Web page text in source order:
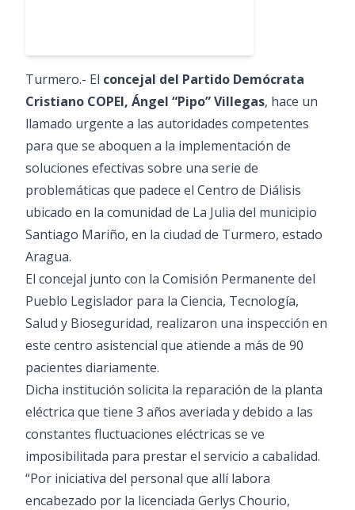
Turmero.- El concejal del Partido Demócrata
Cristiano COPEI, Ángel “Pipo” Villegas, hace un
llamado urgente a las autoridades competentes
para que se aboquen a la implementación de
soluciones efectivas sobre una serie de
problemáticas que padece el Centro de Diálisis
ubicado en la comunidad de La Julia del municipio
Santiago Mariño, en la ciudad de Turmero, estado
Aragua.
El concejal junto con la Comisión Permanente del
Pueblo Legislador para la Ciencia, Tecnología,
Salud y Bioseguridad, realizaron una inspección en
este centro asistencial que atiende a más de 90
pacientes diariamente.
Dicha institución solicita la reparación de la planta
eléctrica que tiene 3 años averiada y debido a las
constantes fluctuaciones eléctricas se ve
imposibilitada para prestar el servicio a cabalidad.
“Por iniciativa del personal que allí labora
encabezado por la licenciada Gerlys Chourio,